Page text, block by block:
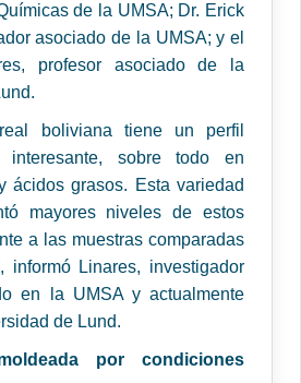
de la UMSA; Dr. Erick
asociado de la UMSA; y el
profesor asociado de la
boliviana tiene un perfil
interesante, sobre todo en
ácidos grasos. Esta variedad
mayores niveles de estos
a las muestras comparadas
informó Linares, investigador
en la UMSA y actualmente
de Lund.
por condiciones